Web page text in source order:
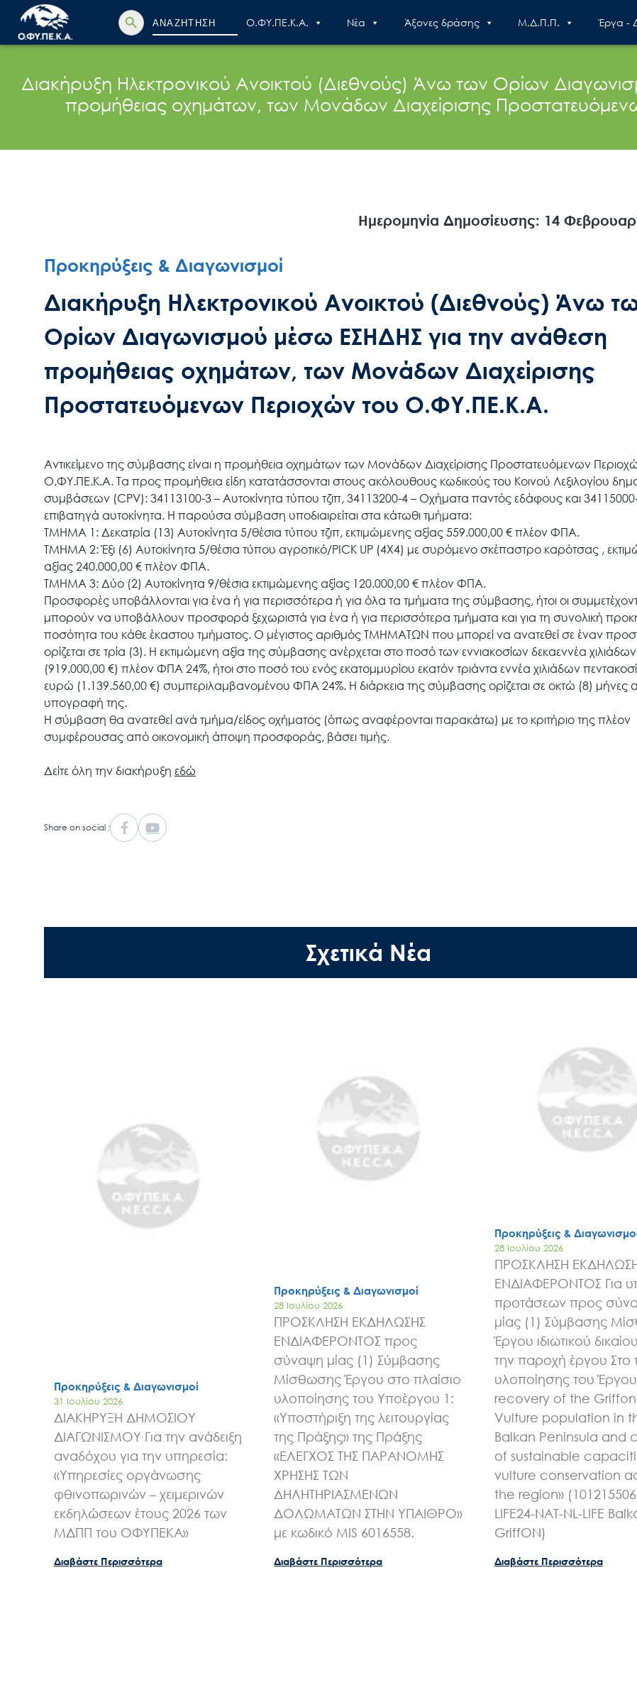
Search
for:
Search Button
Ο.ΦΥ.ΠΕ.Κ.Α. Nέα Άξονες δράσης Μ.Δ.Π.Π. Έργα -
Επικοινωνία
Διακήρυξη Ηλεκτρονικού Ανοικτού (Διεθνούς) Άνω των Ορίων
προμήθειας οχημάτων, των Μονάδων Διαχείρισης
Ημερομηνία Δημοσίευσης: 14
Προκηρύξεις & Διαγωνισμοί
Διακήρυξη Ηλεκτρονικού Ανοικτού (Διεθνούς) Άνω
Ορίων Διαγωνισμού μέσω ΕΣΗΔΗΣ για την ανάθεση
προμήθειας οχημάτων, των Μονάδων Διαχείρισης
Προστατευόμενων Περιοχών του Ο.ΦΥ.ΠΕ.Κ.Α.
Αντικείμενο της σύμβασης είναι η προμήθεια οχημάτων των Μονάδων Διαχείρισης Προστατευόμενων
Ο.ΦΥ.ΠΕ.Κ.Α. Τα προς προμήθεια είδη κατατάσσονται στους ακόλουθους κωδικούς του Κοινού Λεξιλογίου
συμβάσεων (CPV): 34113100-3 – Αυτοκίνητα τύπου τζιπ, 34113200-4 – Οχήματα παντός εδάφους και
επιβατηγά αυτοκίνητα. Η παρούσα σύμβαση υποδιαιρείται στα κάτωθι τμήματα:
ΤΜΗΜΑ 1: Δεκατρία (13) Αυτοκίνητα 5/θέσια τύπου τζιπ, εκτιμώμενης αξίας 559.000,00 € πλέον ΦΠΑ.
ΤΜΗΜΑ 2: Έξι (6) Αυτοκίνητα 5/θέσια τύπου αγροτικό/PICK UP (4Χ4) με συρόμενο σκέπαστρο καρότσας ,
αξίας 240.000,00 € πλέον ΦΠΑ.
ΤΜΗΜΑ 3: Δύο (2) Αυτοκίνητα 9/θέσια εκτιμώμενης αξίας 120.000,00 € πλέον ΦΠΑ.
Προσφορές υποβάλλονται για ένα ή για περισσότερα ή για όλα τα τμήματα της σύμβασης, ήτοι οι
μπορούν να υποβάλλουν προσφορά ξεχωριστά για ένα ή για περισσότερα τμήματα και για τη συνολική
ποσότητα του κάθε έκαστου τμήματος. Ο μέγιστος αριθμός ΤΜΗΜΑΤΩΝ που μπορεί να ανατεθεί σε έναν
ορίζεται σε τρία (3). Η εκτιμώμενη αξία της σύμβασης ανέρχεται στο ποσό των εννιακοσίων δεκαεννέα
(919.000,00 €) πλέον ΦΠΑ 24%, ήτοι στο ποσό του ενός εκατομμυρίου εκατόν τριάντα εννέα χιλιάδων
ευρώ (1.139.560,00 €) συμπεριλαμβανομένου ΦΠΑ 24%. Η διάρκεια της σύμβασης ορίζεται σε οκτώ (8) μήνες
υπογραφή της.
Η σύμβαση θα ανατεθεί ανά τμήμα/είδος οχήματος (όπως αναφέρονται παρακάτω) με το κριτήριο της πλέον
συμφέρουσας από οικονομική άποψη προσφοράς, βάσει τιμής.
Δείτε όλη την διακήρυξη εδώ
Share on social :
Σχετικά Νέα
Προκηρύξεις & Διαγωνισμοί
31 Ιουλίου 2026
ΔΙΑΚΗΡΥΞΗ ΔΗΜΟΣΙΟΥ
ΔΙΑΓΩΝΙΣΜΟΥ Για την ανάδειξη
αναδόχου για την υπηρεσία:
«Υπηρεσίες οργάνωσης
φθινοπωρινών – χειμερινών
εκδηλώσεων έτους 2026 των
ΜΔΠΠ του ΟΦΥΠΕΚΑ»
Διαβάστε Περισσότερα
Προκηρύξεις & Διαγωνισμοί
28 Ιουλίου 2026
ΠΡΟΣΚΛΗΣΗ ΕΚΔΗΛΩΣΗΣ
ΕΝΔΙΑΦΕΡΟΝΤΟΣ προς
σύναψη μίας (1) Σύμβασης
Μίσθωσης Έργου στο πλαίσιο
υλοποίησης του Υποέργου 1:
«Υποστήριξη της λειτουργίας
της Πράξης» της Πράξης
«ΕΛΕΓΧΟΣ ΤΗΣ ΠΑΡΑΝΟΜΗΣ
ΧΡΗΣΗΣ ΤΩΝ
ΔΗΛΗΤΗΡΙΑΣΜΕΝΩΝ
ΔΟΛΩΜΑΤΩΝ ΣΤΗΝ ΥΠΑΙΘΡΟ»
με κωδικό MIS 6016558.
Διαβάστε Περισσότερα
Προκηρύξεις &
28 Ιουλίου 2026
ΠΡΟΣΚΛΗΣΗ
ΕΝΔΙΑΦΕΡΟΝΤΟΣ Για
προτάσεων προς
μίας (1) Σύμβασης
Έργου ιδιωτικού
την παροχή έργου Στο
υλοποίησης του Έργου
recovery of the Griffon
Vulture population in
Balkan Peninsula and
of sustainable
vulture conservation
the region»
LIFE24-NAT-NL-LIFE
GriffON)
Διαβάστε Περισσότερα